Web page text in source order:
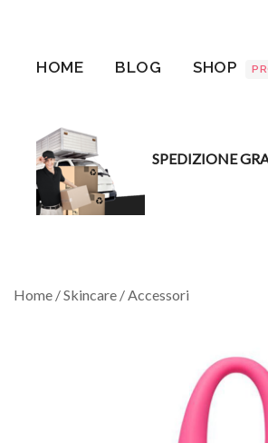
HOME BLOG SHOP
SPEDIZIONE
Home /Skincare / Accessori